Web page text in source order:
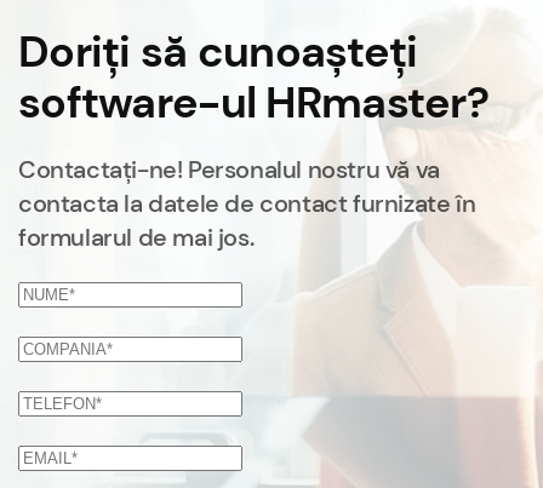
personalului
HR, oferindu-le
mai mult timp
sarcini
strategice. Nu
pot decât să-l
|Companie
energetică
internațională
Doriți să cunoașteți
software-ul HRmaster?
Contactați-ne! Personalul nostru vă va
contacta la datele de contact furnizate în
formularul de mai jos.